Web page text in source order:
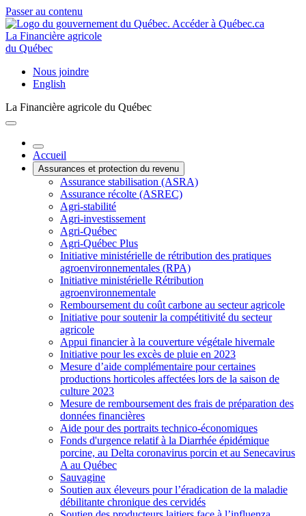
Passer au contenu
La Financière agricole
du Québec
Nous joindre
English
La Financière agricole du Québec
Accueil
Assurances et protection du revenu
Assurance stabilisation (ASRA)
Assurance récolte (ASREC)
Agri-stabilité
Agri-investissement
Agri-Québec
Agri-Québec Plus
Initiative ministérielle de rétribution des pratiques
agroenvironnementales (RPA)
Initiative ministérielle Rétribution
agroenvironnementale
Remboursement du coût carbone au secteur agricole
Initiative pour soutenir la compétitivité du secteur
agricole
Appui financier à la couverture végétale hivernale
Initiative pour les excès de pluie en 2023
Mesure d’aide complémentaire pour certaines
productions horticoles affectées lors de la saison de
culture 2023
Mesure de remboursement des frais de préparation des
données financières
Aide pour des portraits technico-économiques
Fonds d'urgence relatif à la Diarrhée épidémique
porcine, au Delta coronavirus porcin et au Senecavirus
A au Québec
Sauvagine
Soutien aux éleveurs pour l’éradication de la maladie
débilitante chronique des cervidés